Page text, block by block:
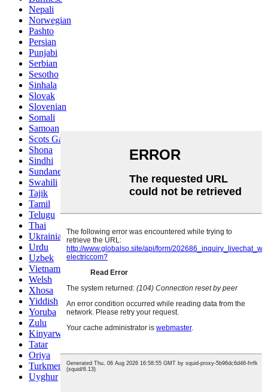
Nepali
Norwegian
Pashto
Persian
Punjabi
Serbian
Sesotho
Sinhala
Slovak
Slovenian
Somali
Samoan
Scots Gaelic
Shona
Sindhi
Sundanese
Swahili
Tajik
Tamil
Telugu
Thai
Ukrainian
Urdu
Uzbek
Vietnamese
Welsh
Xhosa
Yiddish
Yoruba
Zulu
Kinyarwanda
Tatar
Oriya
Turkmen
Uyghur